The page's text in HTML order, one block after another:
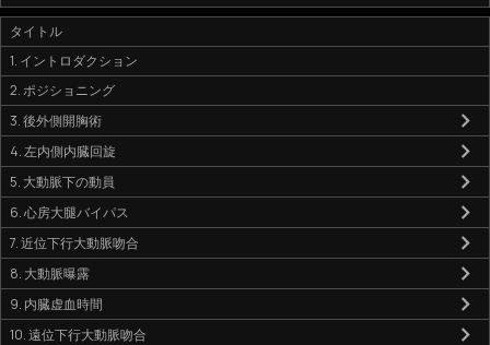
タイトル
1. イントロダクション
2. ポジショニング
3. 後外側開胸術
4. 左内側内臓回旋
5. 大動脈下の動員
6. 心房大腿バイパス
7. 近位下行大動脈吻合
8. 大動脈曝露
9. 内臓虚血時間
10. 遠位下行大動脈吻合